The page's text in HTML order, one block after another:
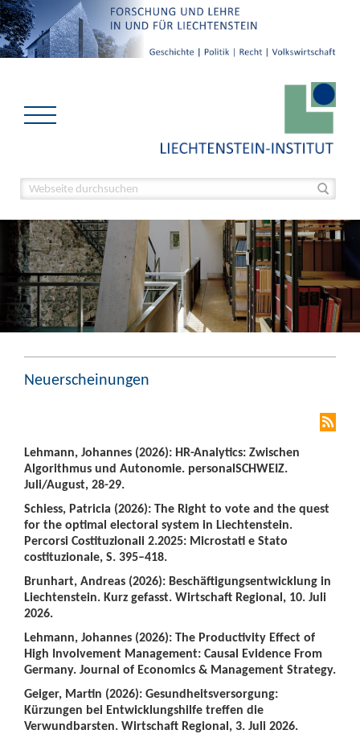
Neuerscheinungen
Lehmann, Johannes (2026): HR-Analytics: Zwischen
Algorithmus und Autonomie. personalSCHWEIZ.
Juli/August, 28-29.
Schiess, Patricia (2026): The Right to vote and the quest
for the optimal electoral system in Liechtenstein.
Percorsi Costituzionali 2.2025: Microstati e Stato
costituzionale, S. 395–418.
Brunhart, Andreas (2026): Beschäftigungsentwicklung in
Liechtenstein. Kurz gefasst. Wirtschaft Regional, 10. Juli
2026.
Lehmann, Johannes (2026): The Productivity Effect of
High Involvement Management: Causal Evidence From
Germany. Journal of Economics & Management Strategy.
Geiger, Martin (2026): Gesundheitsversorgung:
Kürzungen bei Entwicklungshilfe treffen die
Verwundbarsten. Wirtschaft Regional, 3. Juli 2026.